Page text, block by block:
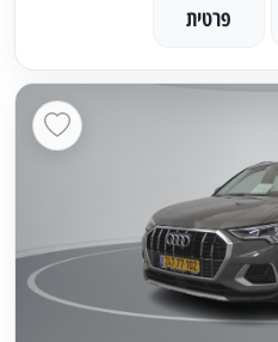
פרטית